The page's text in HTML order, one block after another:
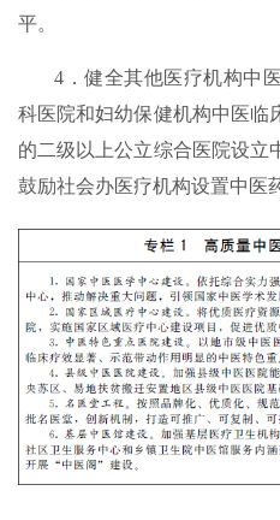
平。
4．健全其他医疗机构中
科医院和妇幼保健机构中医临
的二级以上公立综合医院设立
鼓励社会办医疗机构设置中医